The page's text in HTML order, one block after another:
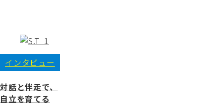
インタビュー
対話と伴走で、
自立を育てる